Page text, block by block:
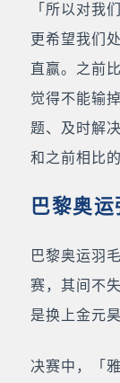
「所以对我
更希望我们
直赢。之前
觉得不能输
题、及时解
和之前相比
巴黎奥
巴黎奥运羽
赛，其间不
是换上金元
决赛中，「